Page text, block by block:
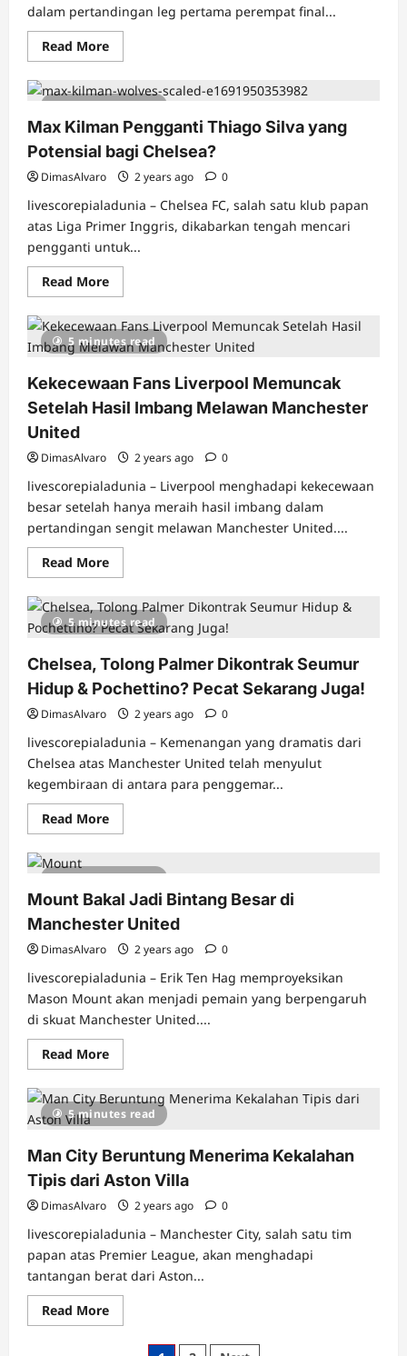
dalam pertandingan leg pertama perempat final...
Read MoreRead
more
Strategi
Real
untuk
Menghadapi
Manchester
City
4 minutes read
Max Kilman Pengganti Thiago Silva yang
Potensial bagi Chelsea?
DimasAlvaro 2 years ago 0
livescorepialadunia – Chelsea FC, salah satu klub papan
atas Liga Primer Inggris, dikabarkan tengah mencari
pengganti untuk...
Read MoreRead
more
Max
Kilman
Pengganti
Thiago
yang
Potensial
bagi
Chelsea?
5 minutes read
Kekecewaan Fans Liverpool Memuncak
Setelah Hasil Imbang Melawan Manchester
United
DimasAlvaro 2 years ago 0
livescorepialadunia – Liverpool menghadapi kekecewaan
besar setelah hanya meraih hasil imbang dalam
pertandingan sengit melawan Manchester United....
Read MoreRead
more
Kekecewaan
Fans
Liverpool
Memuncak
Hasil
Imbang
Melawan
Manchester
United
5 minutes read
Chelsea, Tolong Palmer Dikontrak Seumur
Hidup & Pochettino? Pecat Sekarang Juga!
DimasAlvaro 2 years ago 0
livescorepialadunia – Kemenangan yang dramatis dari
Chelsea atas Manchester United telah menyulut
kegembiraan di antara para penggemar...
Read MoreRead
more
Tolong
Dikontrak
Seumur
Hidup
&
Pochettino?
Pecat
Sekarang
Juga!
4 minutes read
Mount Bakal Jadi Bintang Besar di
Manchester United
DimasAlvaro 2 years ago 0
livescorepialadunia – Erik Ten Hag memproyeksikan
Mason Mount akan menjadi pemain yang berpengaruh
di skuat Manchester United....
Read MoreRead
more
Mount
Bakal
Jadi
Bintang
di
Manchester
United
5 minutes read
Man City Beruntung Menerima Kekalahan
Tipis dari Aston Villa
DimasAlvaro 2 years ago 0
livescorepialadunia – Manchester City, salah satu tim
papan atas Premier League, akan menghadapi
tantangan berat dari Aston...
Read MoreRead
more